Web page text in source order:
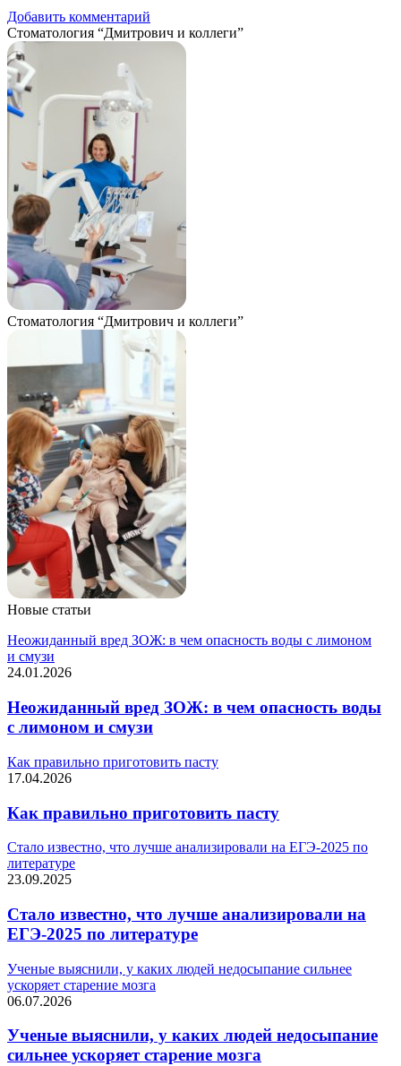
Добавить комментарий
Стоматология “Дмитрович и коллеги”
Стоматология “Дмитрович и коллеги”
Новые статьи
Неожиданный вред ЗОЖ: в чем опасность воды с лимоном
и смузи
24.01.2026
Неожиданный вред ЗОЖ: в чем опасность воды
с лимоном и смузи
Как правильно приготовить пасту
17.04.2026
Как правильно приготовить пасту
Стало известно, что лучше анализировали на ЕГЭ-2025 по
литературе
23.09.2025
Стало известно, что лучше анализировали на
ЕГЭ-2025 по литературе
Ученые выяснили, у каких людей недосыпание сильнее
ускоряет старение мозга
06.07.2026
Ученые выяснили, у каких людей недосыпание
сильнее ускоряет старение мозга